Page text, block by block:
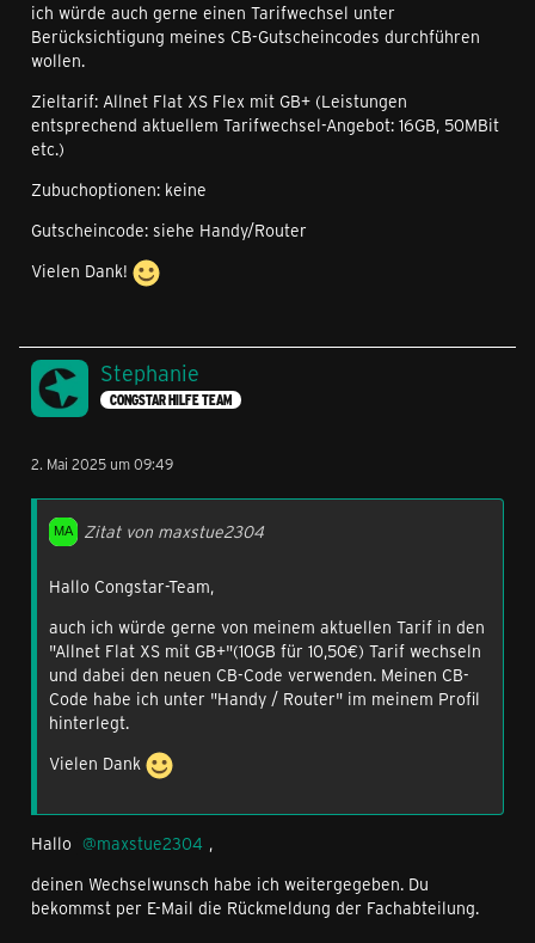
ich würde auch gerne einen Tarifwechsel unter
Berücksichtigung meines CB-Gutscheincodes durchführen
wollen.
Zieltarif: Allnet Flat XS Flex mit GB+ (Leistungen
entsprechend aktuellem Tarifwechsel-Angebot: 16GB, 50MBit
etc.)
Zubuchoptionen: keine
Gutscheincode: siehe Handy/Router
Vielen Dank!
Stephanie
CONGSTAR HILFE TEAM
2. Mai 2025 um 09:49
Zitat von maxstue2304
Hallo Congstar-Team,
auch ich würde gerne von meinem aktuellen Tarif in den
"Allnet Flat XS mit GB+"(10GB für 10,50€) Tarif wechseln
und dabei den neuen CB-Code verwenden. Meinen CB-
Code habe ich unter "Handy / Router" im meinem Profil
hinterlegt.
Vielen Dank
Hallo maxstue2304 ,
deinen Wechselwunsch habe ich weitergegeben. Du
bekommst per E-Mail die Rückmeldung der Fachabteilung.